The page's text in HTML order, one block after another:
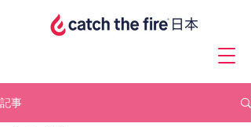
記事